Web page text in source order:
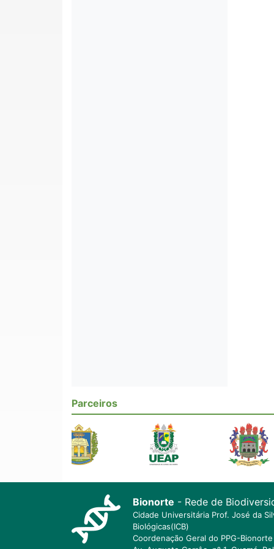
Parceiros
Bionorte - Rede de
Cidade Universitária Prof. José da
Biológicas(ICB)
Coordenação Geral do PPG-